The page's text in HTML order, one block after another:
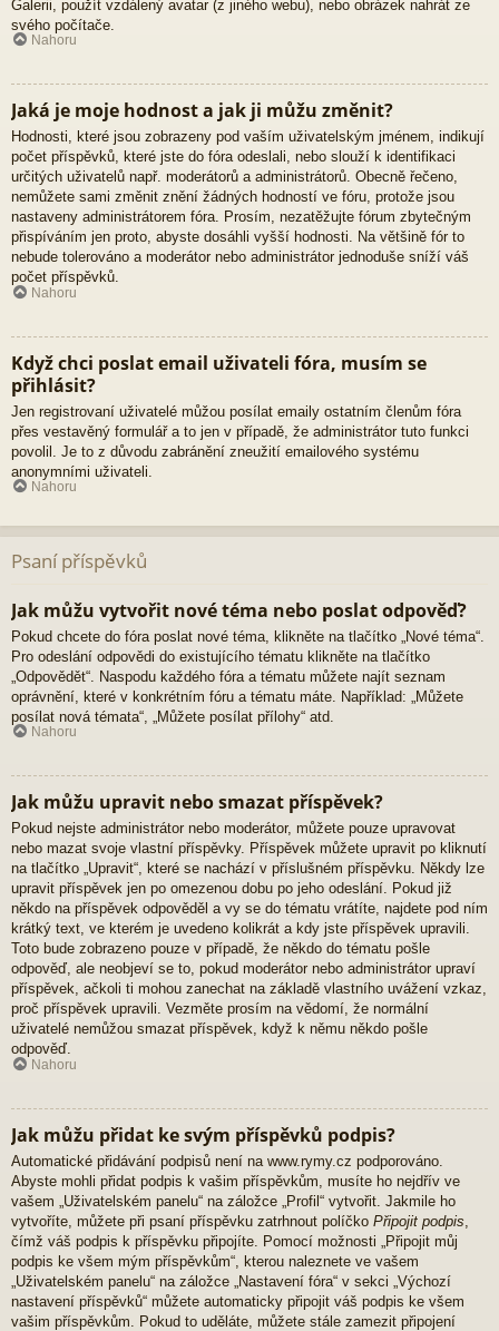
Galerii, použít vzdálený avatar (z jiného webu), nebo obrázek nahrát ze
svého počítače.
Nahoru
Jaká je moje hodnost a jak ji můžu změnit?
Hodnosti, které jsou zobrazeny pod vaším uživatelským jménem, indikují
počet příspěvků, které jste do fóra odeslali, nebo slouží k identifikaci
určitých uživatelů např. moderátorů a administrátorů. Obecně řečeno,
nemůžete sami změnit znění žádných hodností ve fóru, protože jsou
nastaveny administrátorem fóra. Prosím, nezatěžujte fórum zbytečným
přispíváním jen proto, abyste dosáhli vyšší hodnosti. Na většině fór to
nebude tolerováno a moderátor nebo administrátor jednoduše sníží váš
počet příspěvků.
Nahoru
Když chci poslat email uživateli fóra, musím se
přihlásit?
Jen registrovaní uživatelé můžou posílat emaily ostatním členům fóra
přes vestavěný formulář a to jen v případě, že administrátor tuto funkci
povolil. Je to z důvodu zabránění zneužití emailového systému
anonymními uživateli.
Nahoru
Psaní příspěvků
Jak můžu vytvořit nové téma nebo poslat odpověď?
Pokud chcete do fóra poslat nové téma, klikněte na tlačítko „Nové téma“.
Pro odeslání odpovědi do existujícího tématu klikněte na tlačítko
„Odpovědět“. Naspodu každého fóra a tématu můžete najít seznam
oprávnění, které v konkrétním fóru a tématu máte. Například: „Můžete
posílat nová témata“, „Můžete posílat přílohy“ atd.
Nahoru
Jak můžu upravit nebo smazat příspěvek?
Pokud nejste administrátor nebo moderátor, můžete pouze upravovat
nebo mazat svoje vlastní příspěvky. Příspěvek můžete upravit po kliknutí
na tlačítko „Upravit“, které se nachází v příslušném příspěvku. Někdy lze
upravit příspěvek jen po omezenou dobu po jeho odeslání. Pokud již
někdo na příspěvek odpověděl a vy se do tématu vrátíte, najdete pod ním
krátký text, ve kterém je uvedeno kolikrát a kdy jste příspěvek upravili.
Toto bude zobrazeno pouze v případě, že někdo do tématu pošle
odpověď, ale neobjeví se to, pokud moderátor nebo administrátor upraví
příspěvek, ačkoli ti mohou zanechat na základě vlastního uvážení vzkaz,
proč příspěvek upravili. Vezměte prosím na vědomí, že normální
uživatelé nemůžou smazat příspěvek, když k němu někdo pošle
odpověď.
Nahoru
Jak můžu přidat ke svým příspěvků podpis?
Automatické přidávání podpisů není na www.rymy.cz podporováno.
Abyste mohli přidat podpis k vašim příspěvkům, musíte ho nejdřív ve
vašem „Uživatelském panelu“ na záložce „Profil“ vytvořit. Jakmile ho
vytvoříte, můžete při psaní příspěvku zatrhnout políčko Připojit podpis
čímž váš podpis k příspěvku připojíte. Pomocí možnosti „Připojit můj
podpis ke všem mým příspěvkům“, kterou naleznete ve vašem
„Uživatelském panelu“ na záložce „Nastavení fóra“ v sekci „Výchozí
nastavení příspěvků“ můžete automaticky připojit váš podpis ke všem
vašim příspěvkům. Pokud to uděláte, můžete stále zamezit připojení